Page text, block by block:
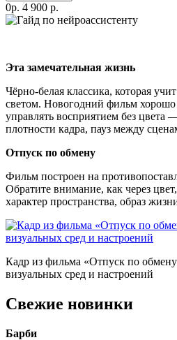
0р. 4 900 р.
Эта замечательная жизнь
Чёрно-белая классика, которая
светом. Новогодний фильм
управлять восприятием без цвета
плотности кадра, пауз между
Отпуск по обмену
Фильм построен на
Обратите внимание, как через
характер пространства, образ
Кадр из фильма «Отпуск по
визуальных сред и настроений
Свежие новинки
Барби